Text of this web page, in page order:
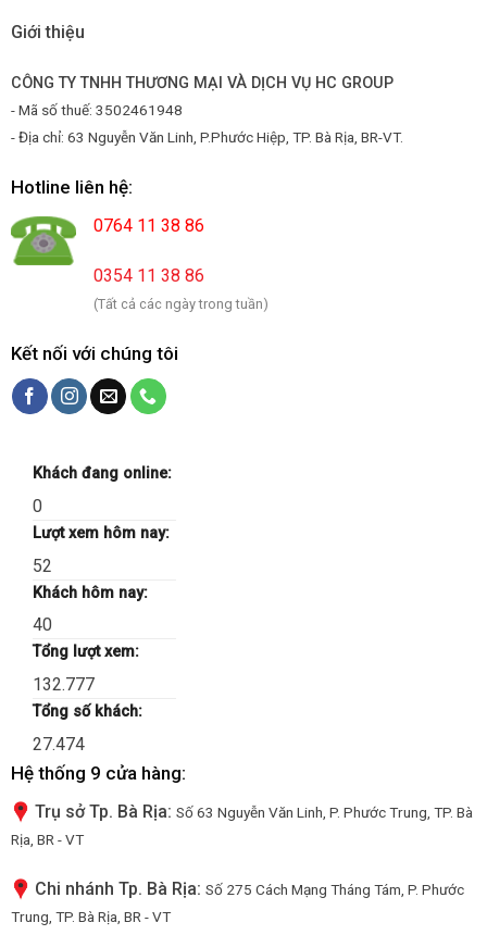
Giới thiệu
CÔNG TY TNHH THƯƠNG MẠI VÀ DỊCH VỤ HC GROUP
- Mã số thuế: 3502461948
- Địa chỉ: 63 Nguyễn Văn Linh, P.Phước Hiệp, TP. Bà Rịa, BR-VT.
Hotline liên hệ:
0764 11 38 86
0354 11 38 86
(Tất cả các ngày trong tuần)
Kết nối với chúng tôi
Khách đang online:
0
Lượt xem hôm nay:
52
Khách hôm nay:
40
Tổng lượt xem:
132.777
Tổng số khách:
27.474
Hệ thống 9 cửa hàng:
Trụ sở Tp. Bà Rịa: Số 63 Nguyễn Văn Linh, P. Phước Trung, TP. Bà
Rịa, BR - VT
Chi nhánh Tp. Bà Rịa: Số 275 Cách Mạng Tháng Tám, P. Phước
Trung, TP. Bà Rịa, BR - VT